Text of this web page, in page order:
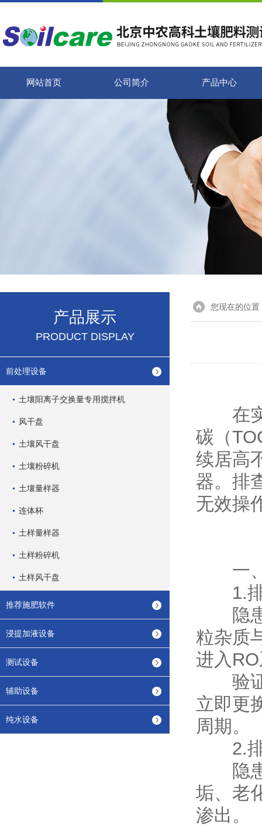
网站首页 公司简介 产品中心
产品展示
PRODUCT DISPLAY
前处理设备
土壤阳离子交换量专用搅拌机
风干盘
土壤风干盘
土壤粉碎机
土壤量样器
连体杯
土样量样器
土样粉碎机
土样风干盘
推荐施肥软件
浸提加液设备
测试设备
辅助设备
纯水设备
您现在的位置
在实
碳（
续居高
器。排
无效操
一、
1.排
隐患
粒杂质
进入
验证
立即更
周期。
2.排
隐患
垢、老
渗出。